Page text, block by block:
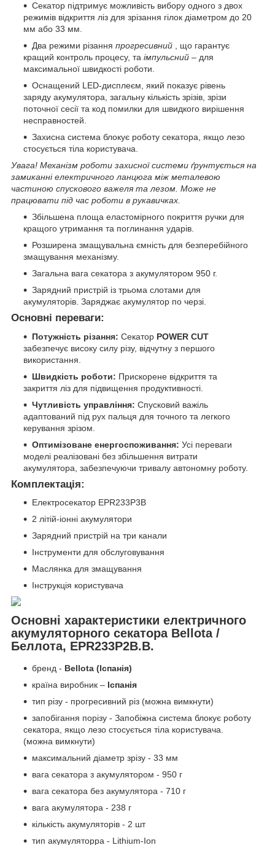
Секатор підтримує можливість вибору одного з двох
режимів відкриття ліз для зрізання гілок діаметром до 20
мм або 33 мм.
Два режими різання прогресивний , що гарантує
кращий контроль процесу, та імпульсний – для
максимальної швидкості роботи.
Оснащений LED-дисплеєм, який показує рівень
заряду акумулятора, загальну кількість зрізів, зрізи
поточної сесії та код помилки для швидкого вирішення
несправностей.
Захисна система блокує роботу секатора, якщо лезо
стосується тіла користувача.
Увага! Механізм роботи захисної системи ґрунтується на
замиканні електричного ланцюга між металевою
частиною спускового важеля та лезом. Може не
працювати під час роботи в рукавичках.
Збільшена площа еластомірного покриття ручки для
кращого утримання та поглинання ударів.
Розширена змащувальна ємність для безперебійного
змащування механізму.
Загальна вага секатора з акумулятором 950 г.
Зарядний пристрій із трьома слотами для
акумуляторів. Заряджає акумулятор по черзі.
Основні переваги:
Потужність різання: Секатор POWER CUT
забезпечує високу силу різу, відчутну з першого
використання.
Швидкість роботи: Прискорене відкриття та
закриття ліз для підвищення продуктивності.
Чутливість управління: Спусковий важіль
адаптований під рух пальця для точного та легкого
керування зрізом.
Оптимізоване енергоспоживання: Усі переваги
моделі реалізовані без збільшення витрати
акумулятора, забезпечуючи тривалу автономну роботу.
Комплектація:
Електросекатор EPR233P3B
2 літій-іонні акумулятори
Зарядний пристрій на три канали
Інструменти для обслуговування
Маслянка для змащування
Інструкція користувача
Основні характеристики електричного
акумуляторного секатора Bellota /
Беллота, EPR233P2B.B.
бренд - Bellota (Іспанія)
країна виробник – Іспанія
тип різу - прогресивний різ (можна вимкнути)
запобігання порізу - Запобіжна система блокує роботу
секатора, якщо лезо стосується тіла користувача.
(можна вимкнути)
максимальний діаметр зрізу - 33 мм
вага секатора з акумулятором - 950 г
вага секатора без акумулятора - 710 г
вага акумулятора - 238 г
кількість акумуляторів - 2 шт
тип акумуляторра - Lithium-Ion